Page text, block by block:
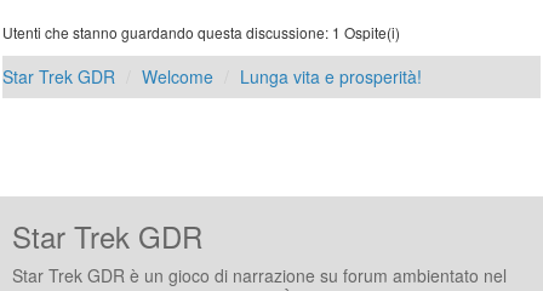
Utenti che stanno guardando questa discussione: 1 Ospite(i)
Star Trek GDR Welcome Lunga vita e prosperità!
Star Trek GDR
Star Trek GDR è un gioco di narrazione su forum ambientato nel